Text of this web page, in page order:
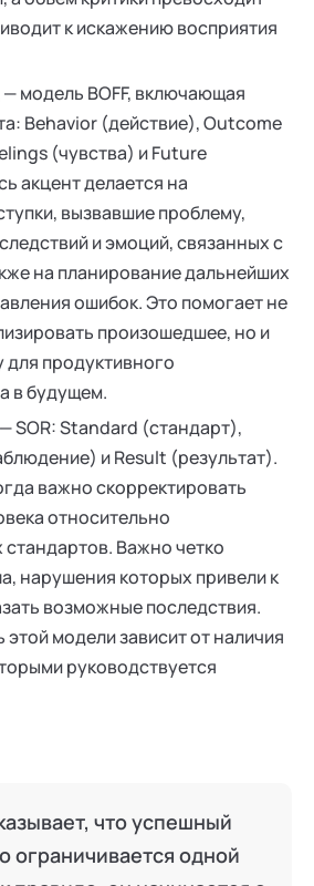
к искажению восприятия
модель BOFF, включающая
Behavior (действие), Outcome
(чувства) и Future
акцент делается на
вызвавшие проблему,
и эмоций, связанных с
на планирование дальнейших
ошибок. Это помогает не
произошедшее, но и
для продуктивного
в будущем.
SOR: Standard (стандарт),
и Result (результат).
важно скорректировать
относительно
Важно четко
нарушения которых привели к
возможные последствия.
модели зависит от наличия
руководствуется
что успешный
ограничивается одной